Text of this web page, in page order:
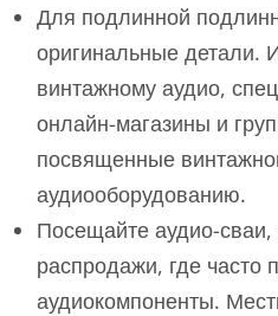
Для подлинной
оригинальные
винтажному аудио,
онлайн-магазины и
посвященные
аудиооборудованию.
Посещайте аудио-сваи,
распродажи, где
аудиокомпоненты.